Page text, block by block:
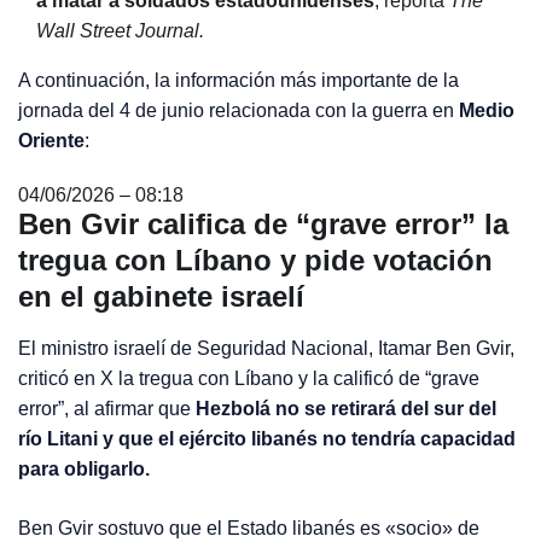
Wall Street Journal.
A continuación, la información más importante de la
jornada del 4 de junio relacionada con la guerra en Medio
Oriente:
04/06/2026 – 08:18
Ben Gvir califica de “grave error” la
tregua con Líbano y pide votación
en el gabinete israelí
El ministro israelí de Seguridad Nacional, Itamar Ben Gvir,
criticó en X la tregua con Líbano y la calificó de “grave
error”, al afirmar que Hezbolá no se retirará del sur del
río Litani y que el ejército libanés no tendría capacidad
para obligarlo.
Ben Gvir sostuvo que el Estado libanés es «socio» de